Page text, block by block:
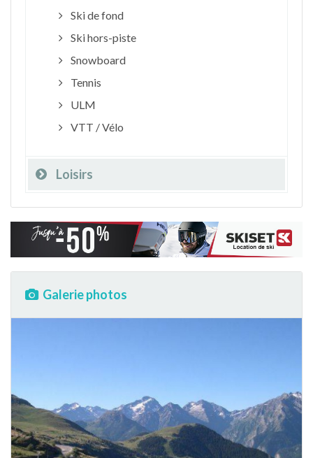
Ski de fond
Ski hors-piste
Snowboard
Tennis
ULM
VTT / Vélo
Loisirs
Galerie photos